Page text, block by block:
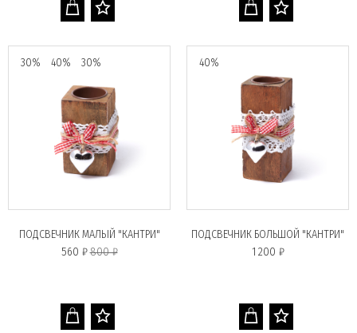
30% 40% 30%
ПОДСВЕЧНИК МАЛЫЙ "КАНТРИ"
560 ₽800 ₽
40%
ПОДСВЕЧНИК БОЛЬШОЙ "КАНТРИ"
1 200 ₽